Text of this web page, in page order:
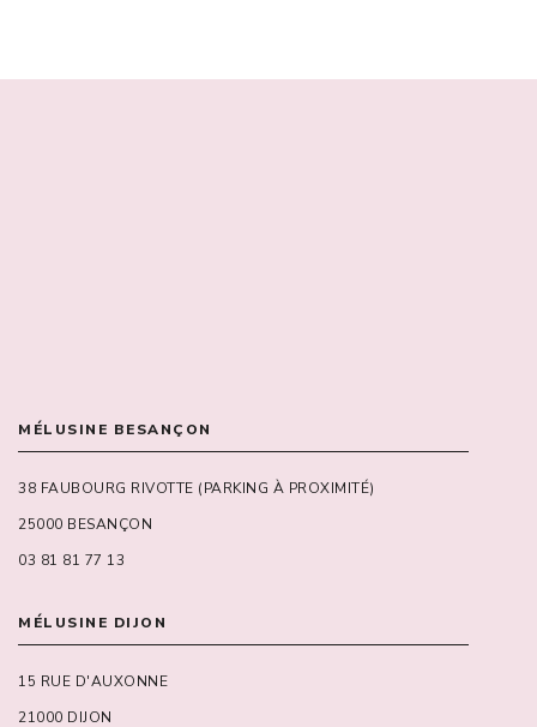
MÉLUSINE BESANÇON
38 FAUBOURG RIVOTTE (PARKING À PROXIMITÉ)
25000 BESANÇON
03 81 81 77 13
MÉLUSINE DIJON
15 RUE D'AUXONNE
21000 DIJON